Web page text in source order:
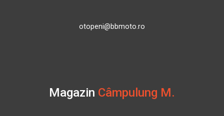
otopeni@bbmoto.ro
Magazin Câmpulung M.